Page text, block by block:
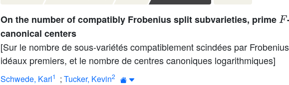
On the number of compatibly Frobenius split subvarieties, prime
canonical centers
[Sur le nombre de sous-variétés compatiblement scindées par
idéaux premiers, et le nombre de centres canoniques logarithmiques]
Schwede, Karl1 ; Tucker, Kevin2